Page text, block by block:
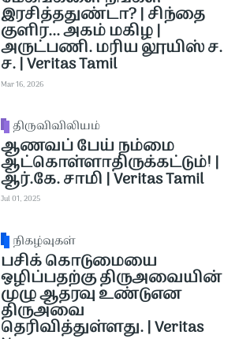
இரசித்ததுண்டா? | சிந்தை
குளிர... அகம் மகிழ |
அருட்பணி. மரிய லூயிஸ் ச.
ச. | Veritas Tamil
Mar 16, 2026
திருவிவிலியம்
ஆணவப் பேய் நம்மை
ஆட்கொள்ளாதிருக்கட்டும்! |
ஆர்.கே. சாமி | Veritas Tamil
Jul 01, 2025
நிகழ்வுகள்
பசிக் கொடுமையை
ஒழிப்பதற்கு திருஅவையின்
முழு ஆதரவு உண்டுஎன
திருஅவை
தெரிவித்துள்ளது. | Veritas